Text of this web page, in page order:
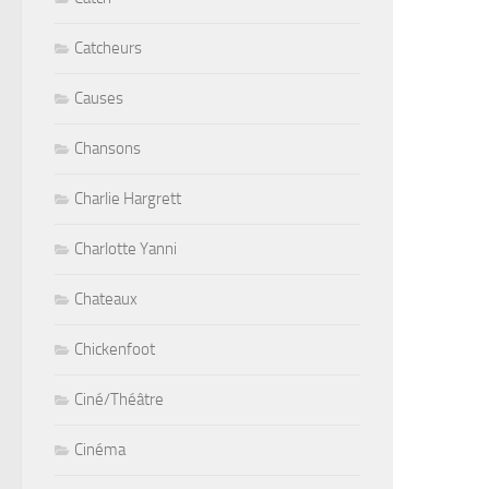
Catcheurs
Causes
Chansons
Charlie Hargrett
Charlotte Yanni
Chateaux
Chickenfoot
Ciné/Théâtre
Cinéma